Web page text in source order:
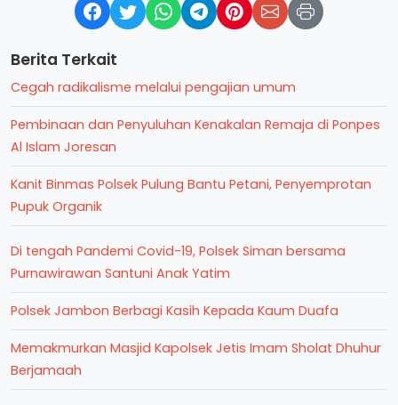
Berita Terkait
Cegah radikalisme melalui pengajian umum
Pembinaan dan Penyuluhan Kenakalan Remaja di Ponpes
Al Islam Joresan
Kanit Binmas Polsek Pulung Bantu Petani, Penyemprotan
Pupuk Organik
Di tengah Pandemi Covid-19, Polsek Siman bersama
Purnawirawan Santuni Anak Yatim
Polsek Jambon Berbagi Kasih Kepada Kaum Duafa
Memakmurkan Masjid Kapolsek Jetis Imam Sholat Dhuhur
Berjamaah